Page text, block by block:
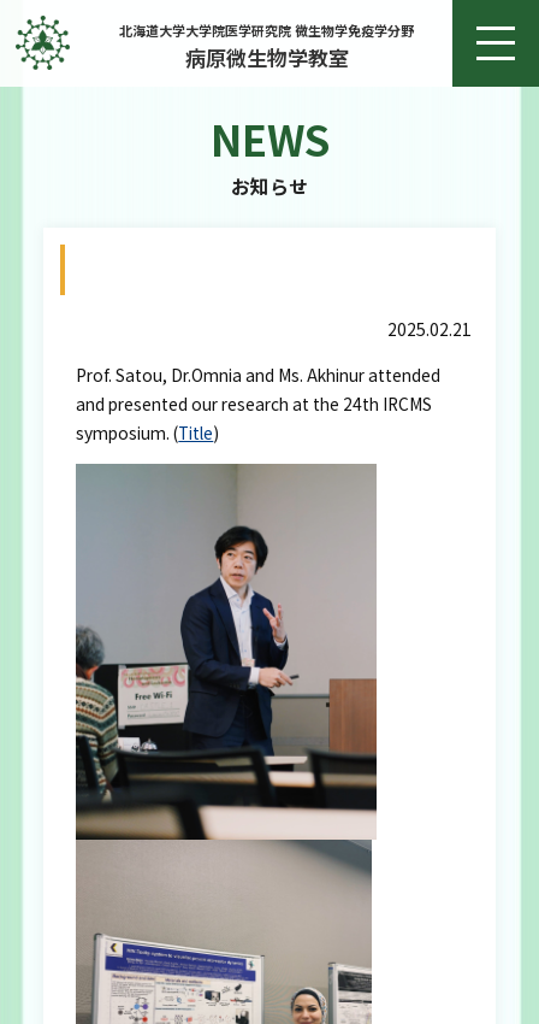
北海道大学大学院医学研究院 微生物学免疫学分野
病原微生物学教室
NEWS
お知らせ
2025.02.21
Prof. Satou, Dr.Omnia and Ms. Akhinur attended
and presented our research at the 24th IRCMS
symposium. (Title)
研究実績
メンバー
ENGLISH